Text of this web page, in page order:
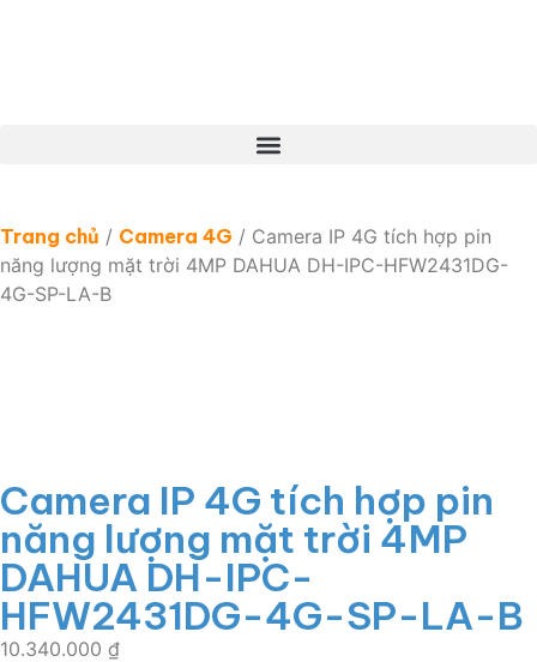
Trang chủ / Camera 4G / Camera IP 4G tích hợp pin
năng lượng mặt trời 4MP DAHUA DH-IPC-HFW2431DG-
4G-SP-LA-B
Camera IP 4G tích hợp pin
năng lượng mặt trời 4MP
DAHUA DH-IPC-
HFW2431DG-4G-SP-LA-B
10.340.000 ₫